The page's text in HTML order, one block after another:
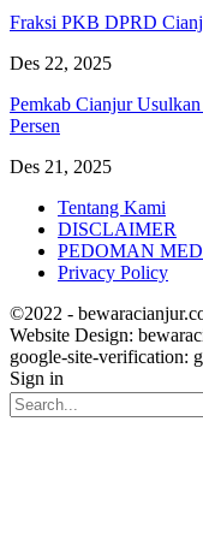
Fraksi PKB DPRD
Des 22, 2025
Pemkab Cianjur
Persen
Des 21, 2025
Tentang Kami
DISCLAIMER
PEDOMAN
Privacy Policy
©2022 -
Website Design:
google-site-verification:
Sign in